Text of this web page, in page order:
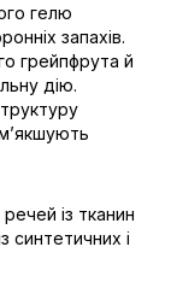
гелю
запахів.
грейпфрута й
дію.
із тканин
синтетичних і